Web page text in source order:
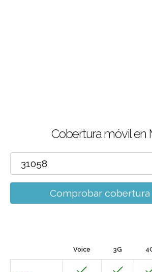
Cobertura móvil en
Comprobar
Voice 3G